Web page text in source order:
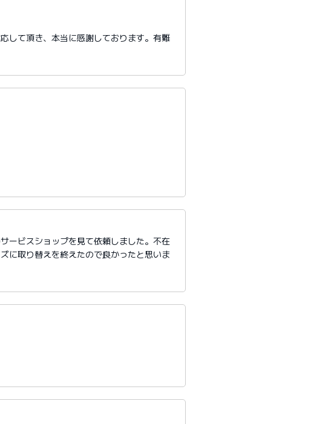
して頂き、本当に感謝しております。有難
ービスショップを見て依頼しました。不在
に取り替えを終えたので良かったと思いま